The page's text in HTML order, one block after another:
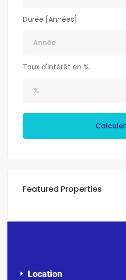
Durée [Années]
Taux d'intérêt en %
Calculer
Featured Properties
Location